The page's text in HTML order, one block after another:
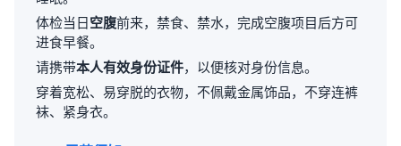
体检当日空腹前来，禁食、禁水，完成空腹项目后方可
进食早餐。
请携带本人有效身份证件，以便核对身份信息。
穿着宽松、易穿脱的衣物，不佩戴金属饰品，不穿连裤
袜、紧身衣。